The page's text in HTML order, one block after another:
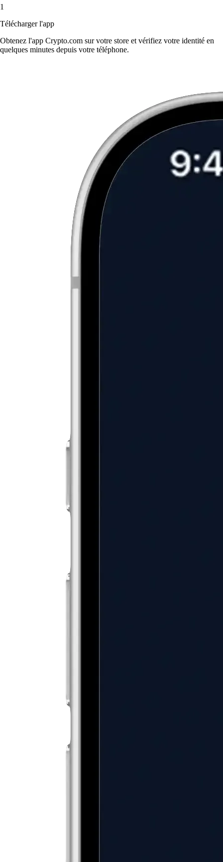
1
Télécharger l'app
Obtenez l'app Crypto.com sur votre store et vérifiez votre identité en
quelques minutes depuis votre téléphone.